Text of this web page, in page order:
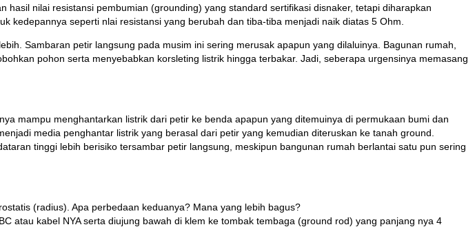
nilai resistansi pembumian (grounding) yang standard sertifikasi disnaker, tetapi diharapkan
seperti nlai resistansi yang berubah dan tiba-tiba menjadi naik diatas 5 Ohm.
Sambaran petir langsung pada musim ini sering merusak apapun yang dilaluinya. Bagunan rumah,
pohon serta menyebabkan korsleting listrik hingga terbakar. Jadi, seberapa urgensinya memasang
mampu menghantarkan listrik dari petir ke benda apapun yang ditemuinya di permukaan bumi dan
media penghantar listrik yang berasal dari petir yang kemudian diteruskan ke tanah ground.
tinggi lebih berisiko tersambar petir langsung, meskipun bangunan rumah berlantai satu pun sering
(radius). Apa perbedaan keduanya? Mana yang lebih bagus?
atau kabel NYA serta diujung bawah di klem ke tombak tembaga (ground rod) yang panjang nya 4